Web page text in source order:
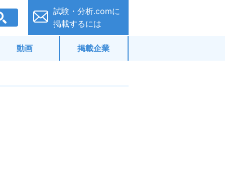
試験・分析.comに
掲載するには
動画 掲載企業